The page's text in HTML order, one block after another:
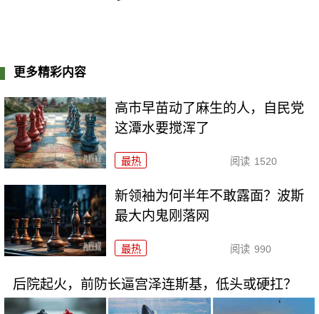
更多精彩内容
高市早苗动了麻生的人，自民党
这潭水要搅浑了
最热 阅读 1520
新领袖为何半年不敢露面？波斯
最大内鬼刚落网
最热 阅读 990
后院起火，前防长逼宫泽连斯基，低头或硬扛？